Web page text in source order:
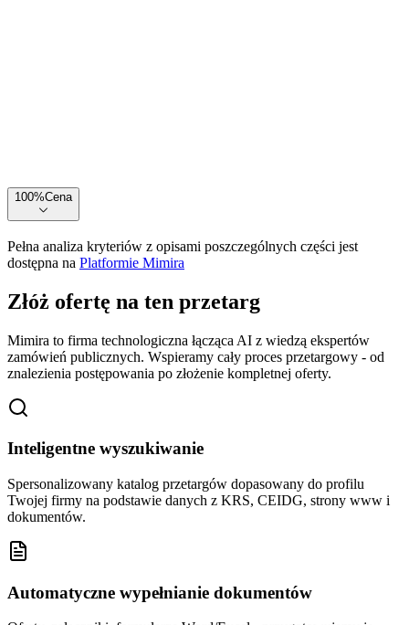
100%Cena
Pełna analiza kryteriów z opisami poszczególnych części jest
dostępna na Platformie Mimira
Złóż ofertę na ten przetarg
Mimira to firma technologiczna łącząca AI z wiedzą ekspertów
zamówień publicznych. Wspieramy cały proces przetargowy - od
znalezienia postępowania po złożenie kompletnej oferty.
Inteligentne wyszukiwanie
Spersonalizowany katalog przetargów dopasowany do profilu
Twojej firmy na podstawie danych z KRS, CEIDG, strony www i
dokumentów.
Automatyczne wypełnianie dokumentów